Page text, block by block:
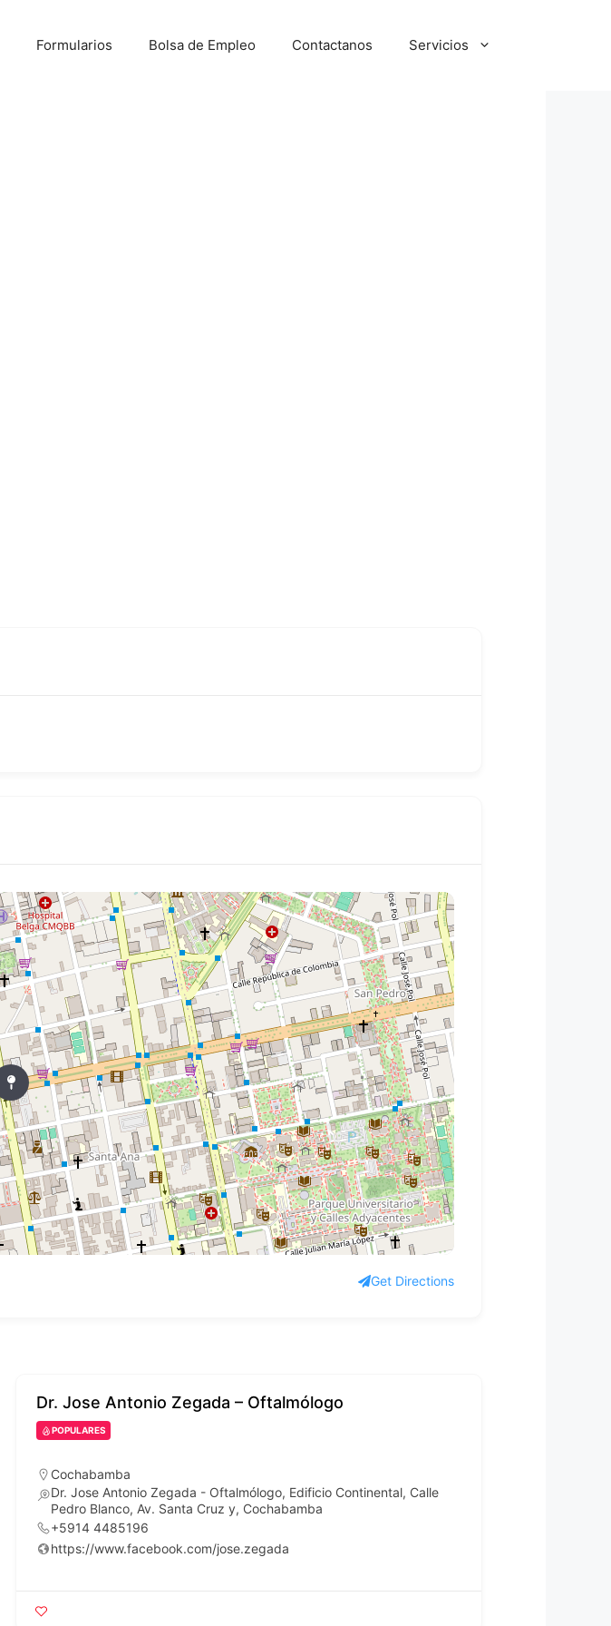
Formularios Bolsa de Empleo Contactanos Servicios
Get Directions
Dr. Jose Antonio Zegada – Oftalmólogo
POPULARES
Cochabamba
Dr. Jose Antonio Zegada - Oftalmólogo, Edificio Continental, Calle
Pedro Blanco, Av. Santa Cruz y, Cochabamba
+5914 4485196
https://www.facebook.com/jose.zegada